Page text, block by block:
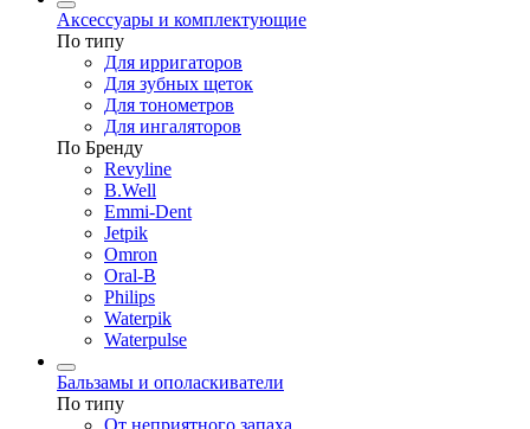
Аксессуары и комплектующие
По типу
Для ирригаторов
Для зубных щеток
Для тонометров
Для ингаляторов
По Бренду
Revyline
B.Well
Emmi-Dent
Jetpik
Omron
Oral-B
Philips
Waterpik
Waterpulse
Бальзамы и ополаскиватели
По типу